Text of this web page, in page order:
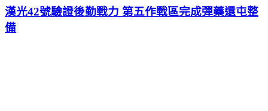
漢光42號驗證後勤戰力 第五作戰區完成彈藥還屯整
備